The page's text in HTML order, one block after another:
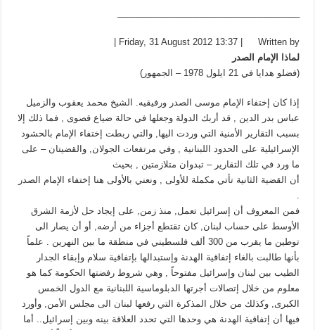
Friday, 31 August 2012 13:37 |
Written by |
لماذا الإمام الصدر
(فضلو هدايا في 21 ايلول 1978 – الجمهور)
إذا كان إختفاء الإمام موسى الصدر ورفيقيه. الشيخ محمد يعقوب والزميل
عباس بدر الدين , قد أربك الدولة وجعلها في حالة ضياع قصوى , فما ذلك إلا
بسبب التقارير الأمنية التي وردت اليها, والتي ربطت إختفاء الإمام بالحشود
الإسرائيلية على الحدود اللبنانية , وفي مرتفعات الجولان, والقضيتان – على
ما ورد في تلك التقارير – تبدوان متلازمتين , بحيث
أن القضية الثانية تأتي مكملة للأولى , ونعني بالأولى هنا إختفاء الإمام الصدر
.
فمن المعروف أن إسرائيل تعمل, منذ زمن, على إيجاد حل لأزمة الشرق
الأوسط على حساب لبنان, كان تقتطع أجزاء من أرضه, أو أن يصار الى
توطين ما يقرب من 300 ألف فلسطيني في منطقة ما بين النهرين . علماً
بأنها طالبت بالغاء إتفاقية الهدنة وإستبدالها بإتفاقية سلام وإبقاء الجدار
الطيب بين لبنان وإسرائيل مفتوحاً , وهي شروط رفضتها الحكومة كما هو
معلوم من خلال إتصالات أجرتها الدبلوماسية اللبنانية مع الدول الخمس
الكبرى, وكذلك من خلال المذكرة التي رفعها لبنان الى مجلس الأمن, وأورد
فيها أن إتفاقية الهدنة هي وحدها التي تحدد العلاقة بينه وبين إسرائيل.. أما